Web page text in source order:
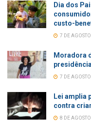
Dia dos
custo-
7 DE
Moradora
7 DE
Lei amplia
contra
8 DE